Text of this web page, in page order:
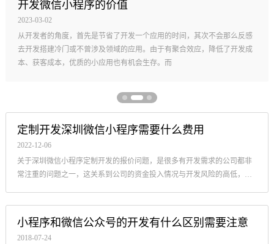
开发微信小程序的价值
2023-03-02
从开发者的角度，首先是节省了开发一个应用的时间，其次不会那么反感
去开发搭建冷门或不曾涉及领域的应用。由于有聚合效应，降低了开发成
本、获客成本，优质的小应用也有机会生存。而
定制开发深圳微信小程序需要什么费用
2022-12-06
关于深圳微信小程序定制开发的报价问题，是很多有开发需求的公司都非
常注重的问题之一，这关系到公司的资金投入情况与开发风险的高低，是
小程序和微信公众号的开发有什么区别需要注意
2018-07-24